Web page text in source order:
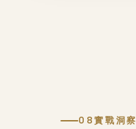
08實戰洞察